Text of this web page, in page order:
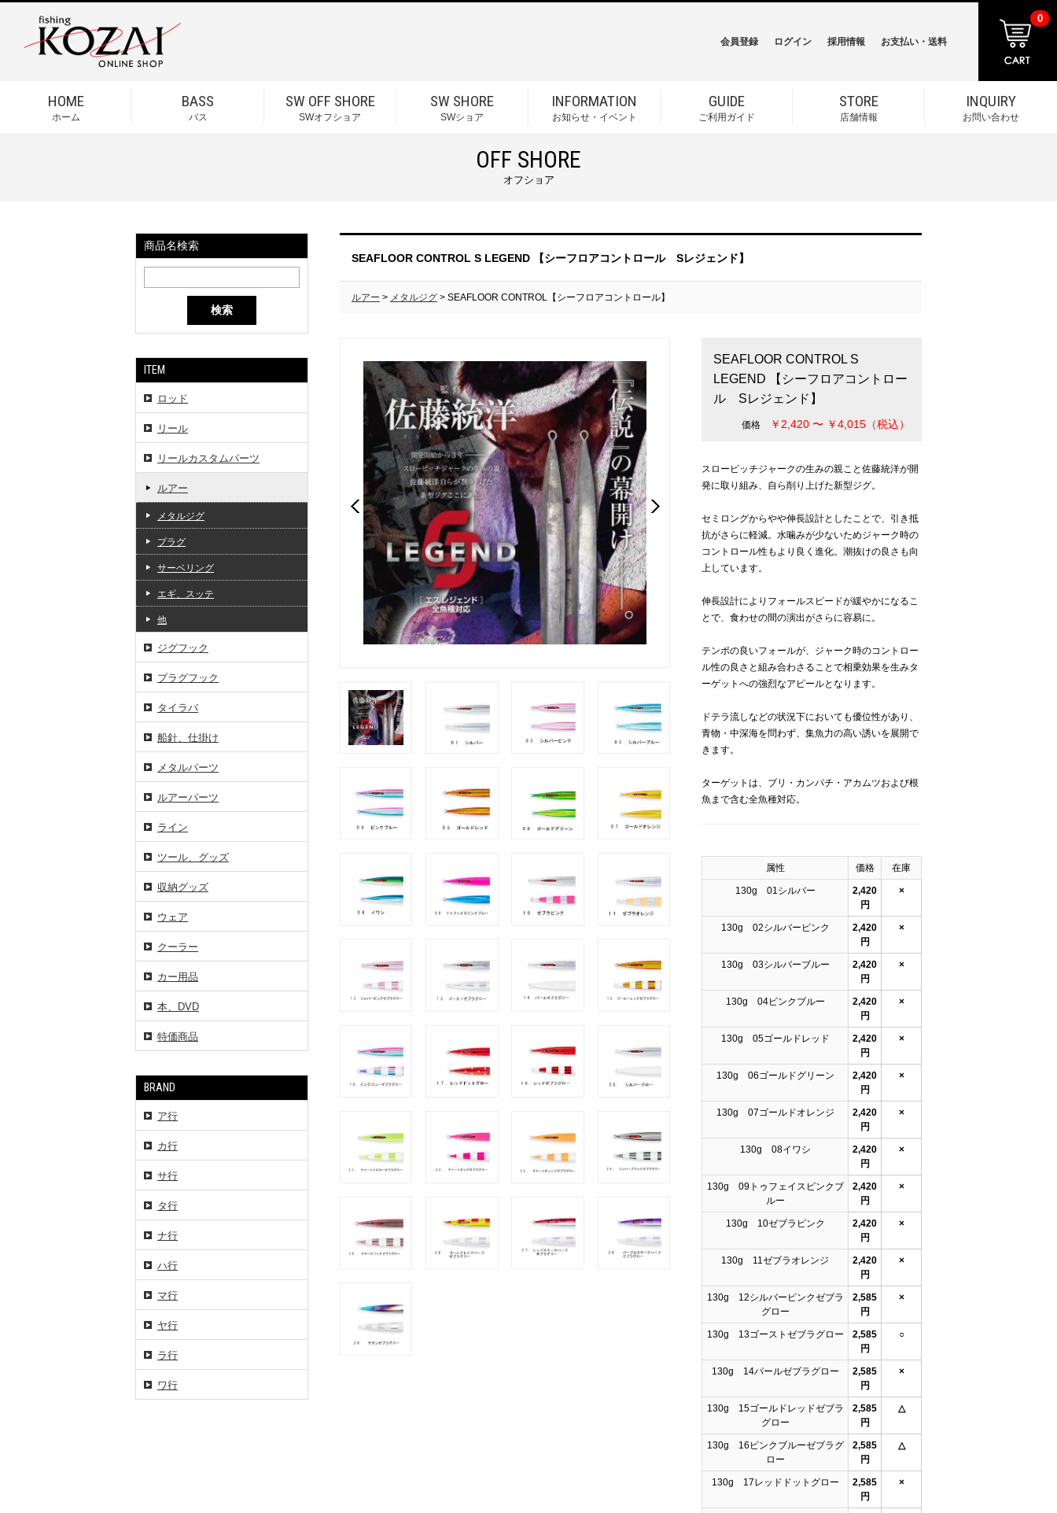
HOME
ホーム
BASS
バス
SW OFF SHORE
SWオフショア
SW SHORE
SWショア
INFORMATION
お知らせ・イベント
GUIDE
ご利用ガイド
STORE
店舗情報
INQUIRY
お問い合わせ
会員登録 ログイン 採用情報 お支払い・送料
0
OFF SHORE
オフショア
商品名検索
検索
ITEM
ロッド
リール
リールカスタムパーツ
ルアー
メタルジグ
プラグ
サーベリング
エギ、スッテ
他
ジグフック
プラグフック
タイラバ
船針、仕掛け
メタルパーツ
ルアーパーツ
ライン
ツール、グッズ
収納グッズ
ウェア
クーラー
カー用品
本、DVD
特価商品
BRAND
ア行
カ行
サ行
タ行
ナ行
ハ行
マ行
ヤ行
ラ行
ワ行
SEAFLOOR CONTROL S LEGEND 【シーフロアコントロール Sレジェンド】
ルアー > メタルジグ > SEAFLOOR CONTROL【シーフロアコントロール】
SEAFLOOR CONTROL S
LEGEND 【シーフロアコントロー
ル Sレジェンド】
価格 ￥2,420 〜 ￥4,015（税込）
スローピッチジャークの生みの親こと佐藤統洋が開
発に取り組み、自ら削り上げた新型ジグ。
セミロングからやや伸長設計としたことで、引き抵
抗がさらに軽減。水噛みが少ないためジャーク時の
コントロール性もより良く進化。潮抜けの良さも向
上しています。
伸長設計によりフォールスピードが緩やかになるこ
とで、食わせの間の演出がさらに容易に。
テンポの良いフォールが、ジャーク時のコントロー
ル性の良さと組み合わさることで相乗効果を生みタ
ーゲットへの強烈なアピールとなります。
ドテラ流しなどの状況下においても優位性があり、
青物・中深海を問わず、集魚力の高い誘いを展開で
きます。
ターゲットは、ブリ・カンパチ・アカムツおよび根
魚まで含む全魚種対応。
属性 価格 在庫
130g 01シルバー
2,420
円
×
130g 02シルバーピンク
2,420
円
×
130g 03シルバーブルー
2,420
円
×
130g 04ピンクブルー
2,420
円
×
130g 05ゴールドレッド
2,420
円
×
130g 06ゴールドグリーン
2,420
円
×
130g 07ゴールドオレンジ
2,420
円
×
130g 08イワシ
2,420
円
×
130g 09トゥフェイスピンクブ
ルー
2,420
円
×
130g 10ゼブラピンク
2,420
円
×
130g 11ゼブラオレンジ
2,420
円
×
130g 12シルバーピンクゼブラ
グロー
2,585
円
×
130g 13ゴーストゼブラグロー
2,585
円
○
130g 14パールゼブラグロー
2,585
円
×
130g 15ゴールドレッドゼブラ
グロー
2,585
円
△
130g 16ピンクブルーゼブラグ
ロー
2,585
円
△
130g 17レッドドットグロー
2,585
円
×